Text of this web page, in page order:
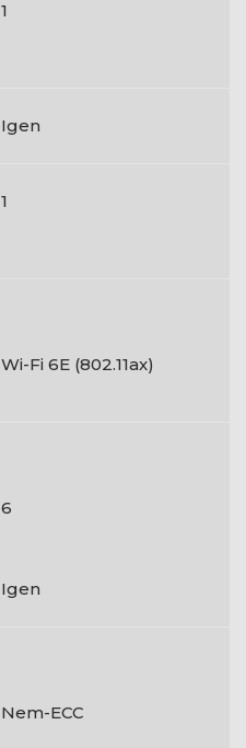
1
Igen
1
Wi-Fi 6E (802.11ax)
6
Igen
Nem-ECC